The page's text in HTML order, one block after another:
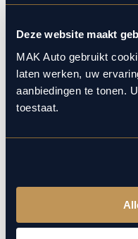
Deze website maakt
MAK Auto gebruikt
laten werken, uw
aanbiedingen te tonen.
toestaat.
ARTIKEL LEZEN
Mak rally
MAK Auto